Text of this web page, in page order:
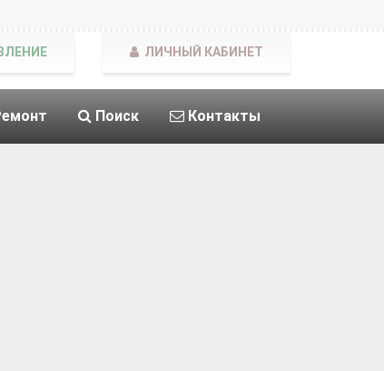
Поиск Контакты
ЛИЧНЫЙ КАБИНЕТ